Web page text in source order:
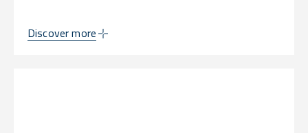
Discover more